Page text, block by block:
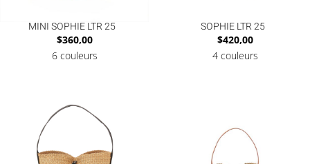
MINI SOPHIE LTR 25
$360,00
6 couleurs
SOPHIE LTR 25
$420,00
4 couleurs